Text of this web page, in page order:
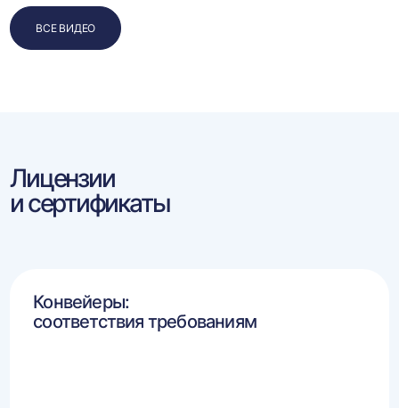
ВСЕ ВИДЕО
Лицензии
и сертификаты
Конвейеры:
соответствия требованиям